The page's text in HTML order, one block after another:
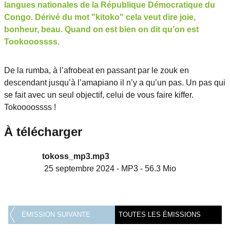
langues nationales de la République Démocratique du
Congo. Dérivé du mot "kitoko" cela veut dire joie,
bonheur, beau. Quand on est bien on dit qu’on est
Tookooossss.
De la rumba, à l’afrobeat en passant par le zouk en
descendant jusqu’à l’amapiano il n’y a qu’un pas. Un pas qui
se fait avec un seul objectif, celui de vous faire kiffer.
Tokoooossss !
À télécharger
tokoss_mp3.mp3
25 septembre 2024 - MP3 - 56.3 Mio
ÉMISSION SUIVANTE TOUTES LES ÉMISSIONS